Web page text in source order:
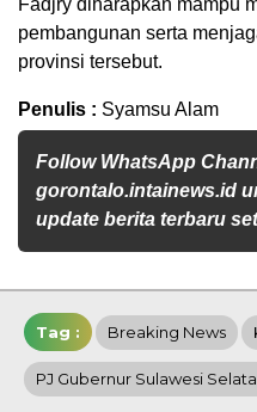
pembangunan serta
provinsi tersebut.
Penulis : Syamsu Alam
Follow WhatsApp
gorontalo.intainews.id
update berita terbaru
Tag : Breaking News
PJ Gubernur Sulawesi